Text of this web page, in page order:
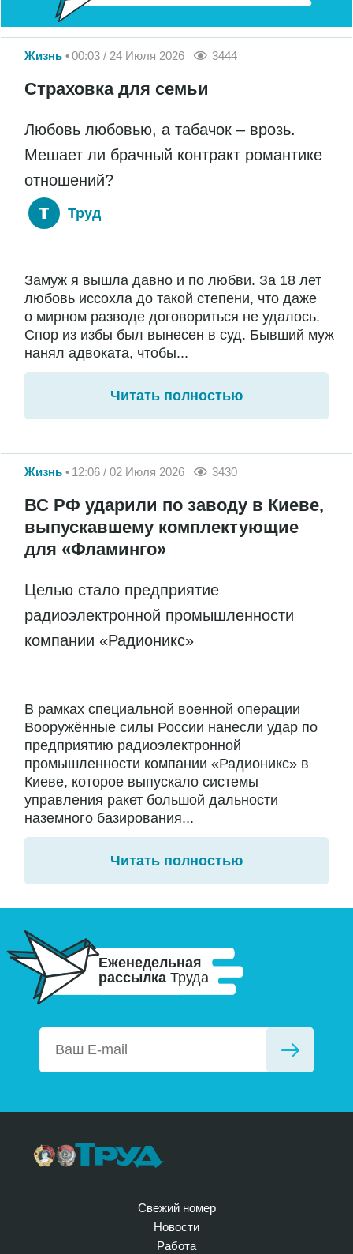
Жизнь 00:03 / 24 Июля 2026 3444
Страховка для семьи
Любовь любовью, а табачок – врозь.
Мешает ли брачный контракт романтике
отношений?
Труд
Замуж я вышла давно и по любви. За 18 лет
любовь иссохла до такой степени, что даже
о мирном разводе договориться не удалось.
Спор из избы был вынесен в суд. Бывший муж
нанял адвоката, чтобы...
Читать полностью
Жизнь 12:06 / 02 Июля 2026 3430
ВС РФ ударили по заводу в Киеве,
выпускавшему комплектующие
для «Фламинго»
Целью стало предприятие
радиоэлектронной промышленности
компании «Радионикс»
В рамках специальной военной операции
Вооружённые силы России нанесли удар по
предприятию радиоэлектронной
промышленности компании «Радионикс» в
Киеве, которое выпускало системы
управления ракет большой дальности
наземного базирования...
Читать полностью
Еженедельная
рассылка Труда
Свежий номер
Новости
Работа